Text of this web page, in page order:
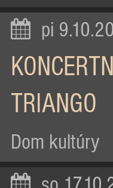
pi
TRIANGO
Dom kultúry